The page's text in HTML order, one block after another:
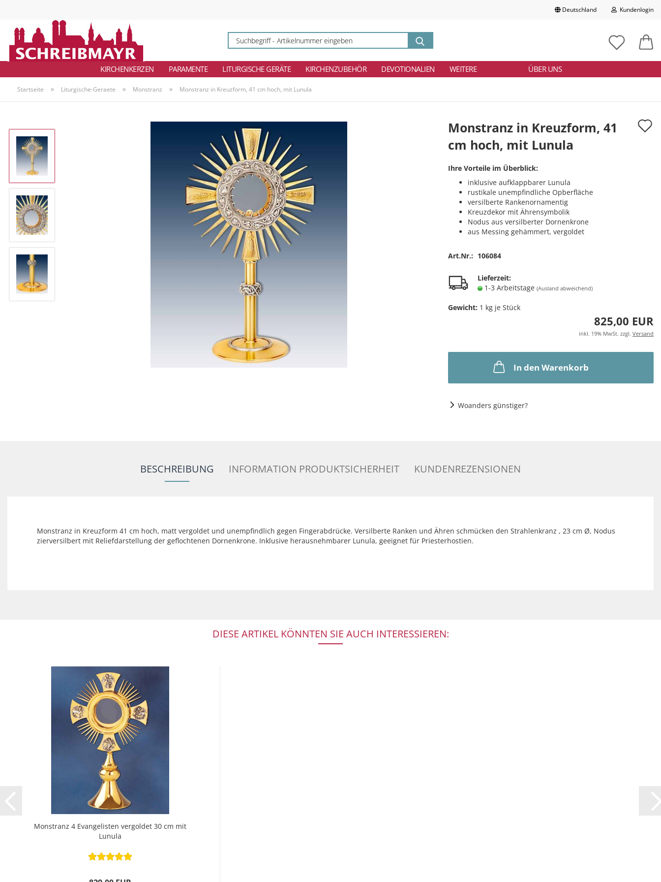
Deutschland Kundenlogin
E-Mail
Konto erstellen
Passwort vergessen?
eingeben
KIRCHENKERZEN PARAMENTE LITURGISCHE GERÄTE KIRCHENZUBEHÖR DEVOTIONALIEN ÜBER UNS
WEITERE
Startseite » Liturgische-Geraete » Monstranz » Monstranz in Kreuzform, 41 cm hoch, mit Lunula
Monstranz in Kreuzform, 41
cm hoch, mit Lunula
Ihre Vorteile im Überblick:
inklusive aufklappbarer Lunula
rustikale unempfindliche Opberfläche
versilberte Rankenornamentig
Kreuzdekor mit Ährensymbolik
Nodus aus versilberter Dornenkrone
aus Messing gehämmert, vergoldet
Art.Nr.: 106084
Lieferzeit:
1-3 Arbeitstage (Ausland abweichend)
Gewicht: 1 kg je Stück
825,00 EUR
inkl. 19% MwSt. zzgl. Versand
In den Warenkorb
Woanders günstiger?
BESCHREIBUNG INFORMATION PRODUKTSICHERHEIT KUNDENREZENSIONEN
Monstranz in Kreuzform 41 cm hoch, matt vergoldet und unempfindlich gegen Fingerabdrücke. Versilberte Ranken und Ähren schmücken den Strahlenkranz , 23 cm Ø, Nodus
zierversilbert mit Reliefdarstellung der geflochtenen Dornenkrone. Inklusive herausnehmbarer Lunula, geeignet für Priesterhostien.
DIESE ARTIKEL KÖNNTEN SIE AUCH INTERESSIEREN:
Monstranz 4 Evangelisten vergoldet 30 cm mit
Lunula